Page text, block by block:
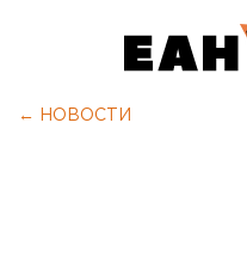
← НОВОСТИ